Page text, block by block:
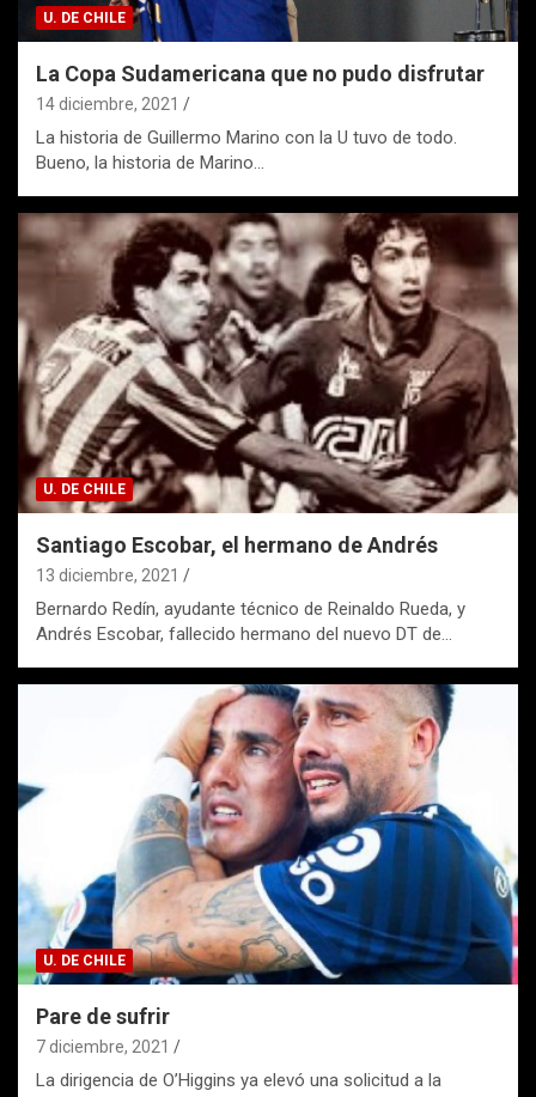
U. DE CHILE
La Copa Sudamericana que no pudo disfrutar
14 diciembre, 2021
La historia de Guillermo Marino con la U tuvo de todo.
Bueno, la historia de Marino…
U. DE CHILE
Santiago Escobar, el hermano de Andrés
13 diciembre, 2021
Bernardo Redín, ayudante técnico de Reinaldo Rueda, y
Andrés Escobar, fallecido hermano del nuevo DT de…
U. DE CHILE
Pare de sufrir
7 diciembre, 2021
La dirigencia de O’Higgins ya elevó una solicitud a la